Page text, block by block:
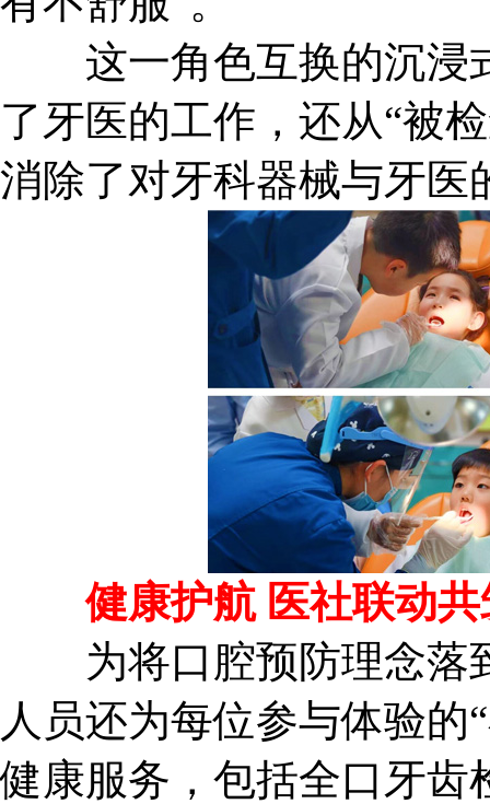
这一角色互换的沉浸
了牙医的工作，还从“被
消除了对牙科器械与牙医
健康护航 医社联动共
为将口腔预防理念落
人员还为每位参与体验的
健康服务，包括全口牙齿